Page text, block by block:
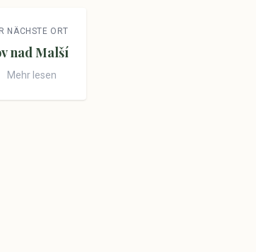
NÄCHSTE ORT
nad Malší
Mehr lesen